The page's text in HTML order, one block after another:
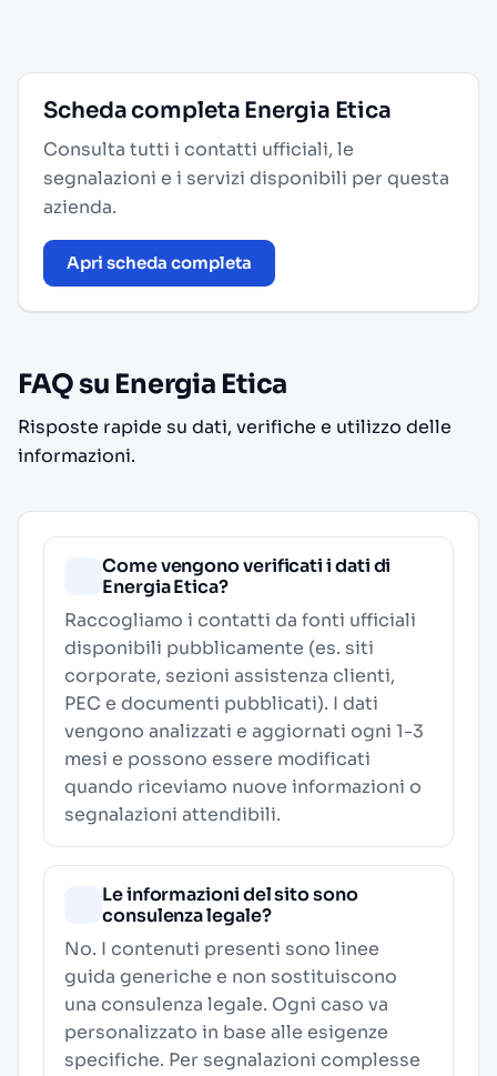
Scheda completa Energia Etica
Consulta tutti i contatti ufficiali, le
segnalazioni e i servizi disponibili per questa
azienda.
Apri scheda completa
FAQ su Energia Etica
Risposte rapide su dati, verifiche e utilizzo delle
informazioni.
Come vengono verificati i dati di
Energia Etica?
Raccogliamo i contatti da fonti ufficiali
disponibili pubblicamente (es. siti
corporate, sezioni assistenza clienti,
PEC e documenti pubblicati). I dati
vengono analizzati e aggiornati ogni 1-3
mesi e possono essere modificati
quando riceviamo nuove informazioni o
segnalazioni attendibili.
Le informazioni del sito sono
consulenza legale?
No. I contenuti presenti sono linee
guida generiche e non sostituiscono
una consulenza legale. Ogni caso va
personalizzato in base alle esigenze
specifiche. Per segnalazioni complesse